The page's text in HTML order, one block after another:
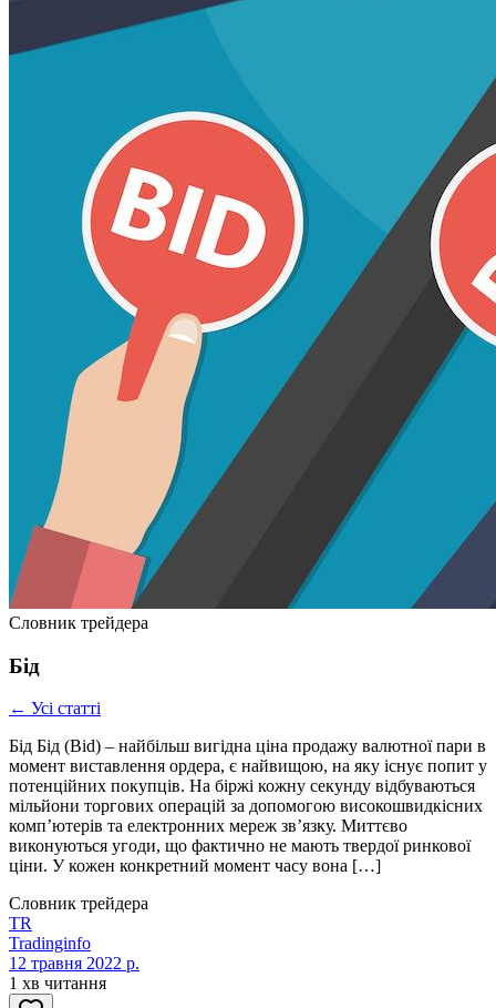
Словник трейдера
Бід
← Усі статті
Бід Бід (Bid) – найбільш вигідна ціна продажу валютної пари в
момент виставлення ордера, є найвищою, на яку існує попит у
потенційних покупців. На біржі кожну секунду відбуваються
мільйони торгових операцій за допомогою високошвидкісних
комп’ютерів та електронних мереж зв’язку. Миттєво
виконуються угоди, що фактично не мають твердої ринкової
ціни. У кожен конкретний момент часу вона […]
Словник трейдера
TR
Tradinginfo
12 травня 2022 р.
1 хв читання